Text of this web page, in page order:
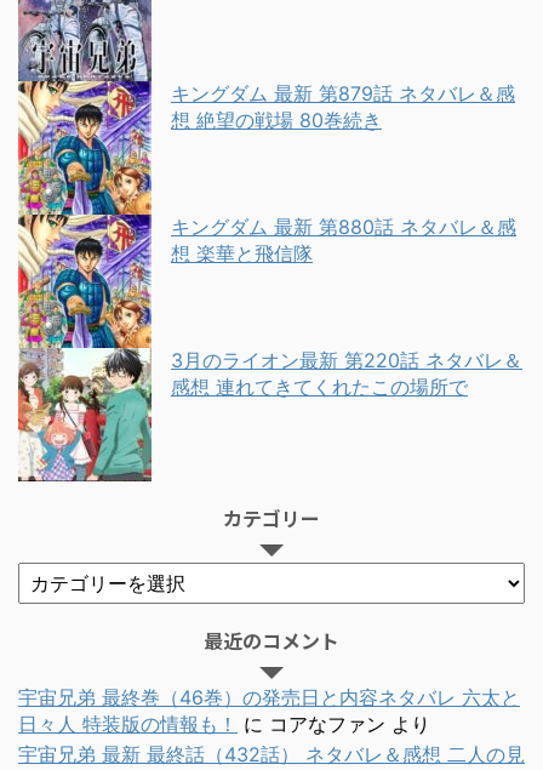
キングダム 最新 第879話 ネタバレ＆感
想 絶望の戦場 80巻続き
キングダム 最新 第880話 ネタバレ＆感
想 楽華と飛信隊
3月のライオン最新 第220話 ネタバレ＆
感想 連れてきてくれたこの場所で
カテゴリー
最近のコメント
宇宙兄弟 最終巻（46巻）の発売日と内容ネタバレ 六太と
日々人 特装版の情報も！
に コアなファン より
宇宙兄弟 最新 最終話（432話） ネタバレ＆感想 二人の見